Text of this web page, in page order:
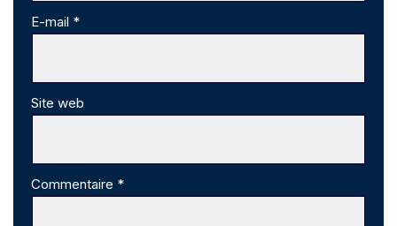
E-mail *
Site web
Commentaire *